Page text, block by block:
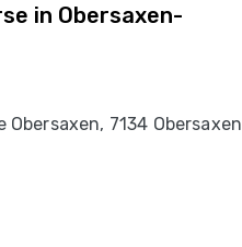
in Obersaxen-
7134 Obersaxen